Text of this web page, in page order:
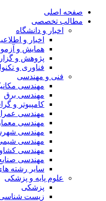
صفحه اصلی
مطالب تخصصی
اخبار و دانشگاه
اخبار و اطلاعیه
همایش و آزمون و
پژوهش و گزارش
فناوری و
فنی و مهندسی
مهندسی مکانیک
مهندسی برق
کامپیوتر و گرافیک
مهندسی عمران
مهندسی معماری
مهندسی
مهندسی شیمی
مهندسی
مهندسی صنایع
سایر رشته های
علوم پایه و پزشکی
پزشکی
زیست شناسی